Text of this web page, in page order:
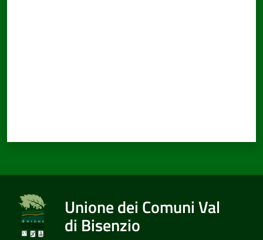
Unione dei Comuni Val
di Bisenzio